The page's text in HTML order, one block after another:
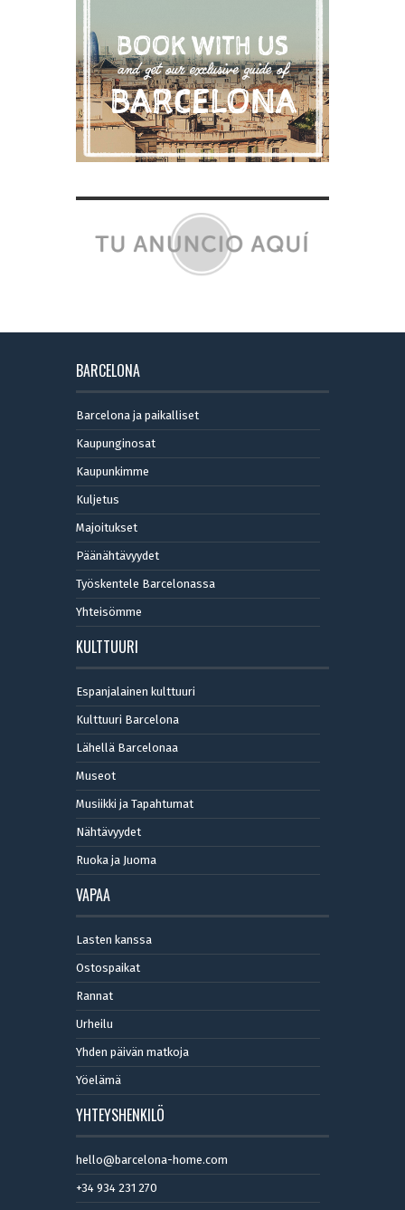
BARCELONA
Barcelona ja paikalliset
Kaupunginosat
Kaupunkimme
Kuljetus
Majoitukset
Päänähtävyydet
Työskentele Barcelonassa
Yhteisömme
KULTTUURI
Espanjalainen kulttuuri
Kulttuuri Barcelona
Lähellä Barcelonaa
Museot
Musiikki ja Tapahtumat
Nähtävyydet
Ruoka ja Juoma
VAPAA
Lasten kanssa
Ostospaikat
Rannat
Urheilu
Yhden päivän matkoja
Yöelämä
YHTEYSHENKILÖ
hello@barcelona-home.com
+34 934 231 270